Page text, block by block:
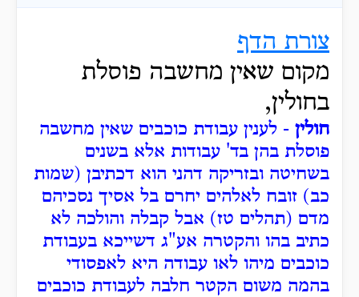
צורת הדף
מקום שאין מחשבה פוסלת
בחולין,
חולין - לענין עבודת כוכבים שאין מחשבה
פוסלת בהן בד' עבודות אלא בשנים
בשחיטה ובזריקה דהני הוא דכתיבן (שמות
כב) זובח לאלהים יחרם בל אסיך נסכיהם
מדם (תהלים טז) אבל קבלה והולכה לא
כתיב בהו והקטרה אע"ג דשייכא בעבודת
כוכבים מיהו לאו עבודה היא לאפסודי
בהמה משום הקטר חלבה לעבודת כוכבים